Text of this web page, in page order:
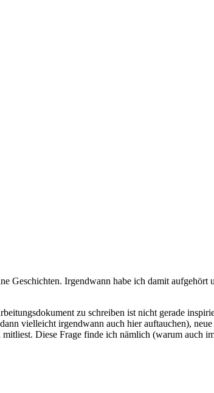
Geschichten. Irgendwann habe ich damit aufgehört
zu schreiben ist nicht gerade
vielleicht irgendwann auch hier auftauchen),
Diese Frage finde ich nämlich (warum auch